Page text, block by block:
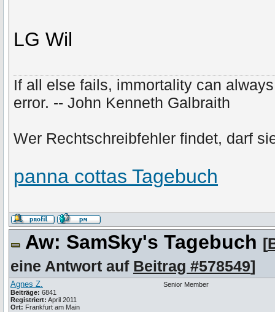
LG Wil
If all else fails, immortality can
error. -- John Kenneth Galbraith
Wer Rechtschreibfehler findet, darf
panna cottas Tagebuch
Aw: SamSky's Tagebuch [
eine Antwort auf Beitrag #578549]
Agnes Z.
Beiträge: 6841
Registriert: April 2011
Ort: Frankfurt am Main
Senior Member